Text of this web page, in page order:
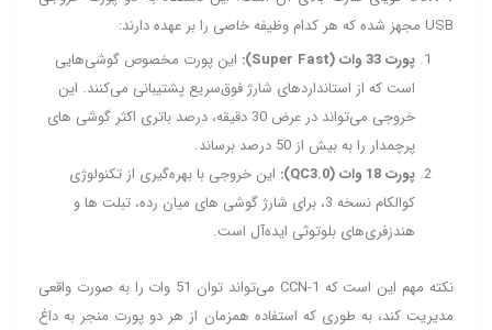
USB مجهز شده که هر کدام وظیفه خاصی را بر عهده دارند:
پورت 33 وات (Super Fast):
این پورت مخصوص گوشی‌هایی
است که از استانداردهای شارژ فوق‌سریع پشتیبانی می‌کنند. این
خروجی می‌تواند در عرض 30 دقیقه، درصد باتری اکثر گوشی‌ های
پرچمدار را به بیش از 50 درصد برساند.
پورت 18 وات (QC3.0):
این خروجی با بهره‌گیری از تکنولوژی
کوالکام نسخه 3، برای شارژ گوشی‌ های میان‌ رده، تبلت‌ ها و
هندزفری‌های بلوتوثی ایده‌آل است.
نکته مهم این است که CCN-1 می‌تواند توان 51 وات را به صورت واقعی
مدیریت کند، به طوری که استفاده همزمان از هر دو پورت منجر به داغ